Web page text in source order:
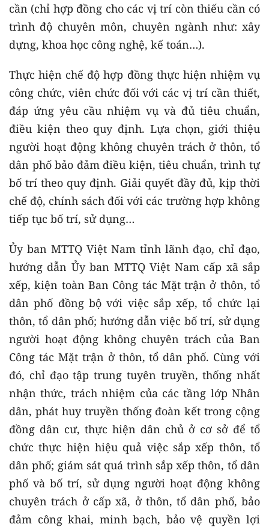
cần (chỉ hợp đồng cho các vị trí còn thiếu cần có
trình độ chuyên môn, chuyên ngành như: xây
dựng, khoa học công nghệ, kế toán…).
Thực hiện chế độ hợp đồng thực hiện nhiệm vụ
công chức, viên chức đối với các vị trí cần thiết,
đáp ứng yêu cầu nhiệm vụ và đủ tiêu chuẩn,
điều kiện theo quy định. Lựa chọn, giới thiệu
người hoạt động không chuyên trách ở thôn, tổ
dân phố bảo đảm điều kiện, tiêu chuẩn, trình tự
bố trí theo quy định. Giải quyết đầy đủ, kịp thời
chế độ, chính sách đối với các trường hợp không
tiếp tục bố trí, sử dụng…
Ủy ban MTTQ Việt Nam tỉnh lãnh đạo, chỉ đạo,
hướng dẫn Ủy ban MTTQ Việt Nam cấp xã sắp
xếp, kiện toàn Ban Công tác Mặt trận ở thôn, tổ
dân phố đồng bộ với việc sắp xếp, tổ chức lại
thôn, tổ dân phố; hướng dẫn việc bố trí, sử dụng
người hoạt động không chuyên trách của Ban
Công tác Mặt trận ở thôn, tổ dân phố. Cùng với
đó, chỉ đạo tập trung tuyên truyền, thống nhất
nhận thức, trách nhiệm của các tầng lớp Nhân
dân, phát huy truyền thống đoàn kết trong cộng
đồng dân cư, thực hiện dân chủ ở cơ sở để tổ
chức thực hiện hiệu quả việc sắp xếp thôn, tổ
dân phố; giám sát quá trình sắp xếp thôn, tổ dân
phố và bố trí, sử dụng người hoạt động không
chuyên trách ở cấp xã, ở thôn, tổ dân phố, bảo
đảm công khai, minh bạch, bảo vệ quyền lợi